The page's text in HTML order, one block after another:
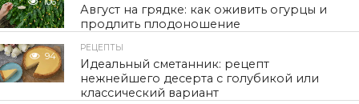
Август на грядке: как оживить огурцы и
продлить плодоношение
94
РЕЦЕПТЫ
Идеальный сметанник: рецепт
нежнейшего десерта с голубикой или
классический вариант